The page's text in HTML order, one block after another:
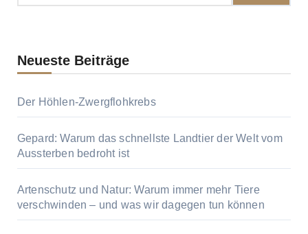
Neueste Beiträge
Der Höhlen-Zwergflohkrebs
Gepard: Warum das schnellste Landtier der Welt vom
Aussterben bedroht ist
Artenschutz und Natur: Warum immer mehr Tiere
verschwinden – und was wir dagegen tun können